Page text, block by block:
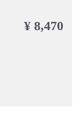
¥ 8,470